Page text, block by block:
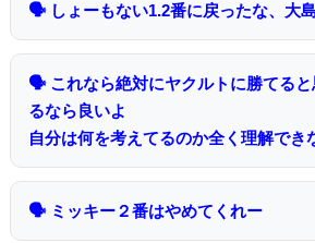
🗣 しょーもない1.2番に戻ったな、大
🗣 これなら絶対にヤクルトに勝てると
るなら良いよ
自分は何を考えてるのか全く理解でき
🗣 ミッキー２番はやめてくれー